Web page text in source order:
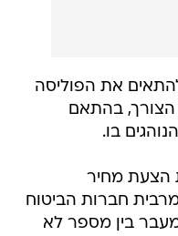
להתאים את הפוליסה
הצורך, בהתאם
בו.
הצעת מחיר
מרבית חברות הביטוח
בין מספר לא